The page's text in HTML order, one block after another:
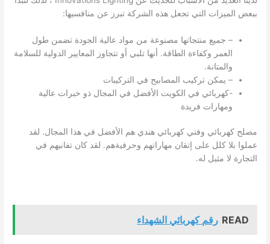
ببعض الميزات التي تجعل هذه الشركة تبرز عن منافسيها:
– جميع منتجاتها مصنوعة من مواد عالية الجودة تضمن طول
العمر وكفاءة الطاقة. أنها تلبي أو تتجاوز المعايير الدولية للسلامة
والمتانة.
– يمكن تركيب المصابيح في التركيبات
-كهربائي في الكويت الأفضل في المجال ذو خبرات عالية
ومهارات فريدة
مصلح كهربائي وفني كهربائي هندي هم الأفضل في هذا المجال. لقد
عملوا بلا كلل على إتقان مهاراتهم وحرفيةهم. لقد كان تفانيهم في
التجارة لا مثيل له.
READ رقم كهربائي الشهداء